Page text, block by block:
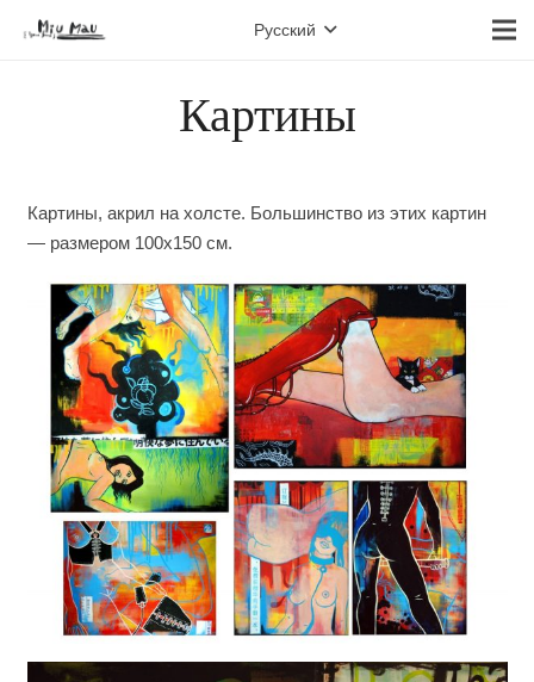
Русский
Картины
Картины, акрил на холсте. Большинство из этих картин
— размером 100х150 см.